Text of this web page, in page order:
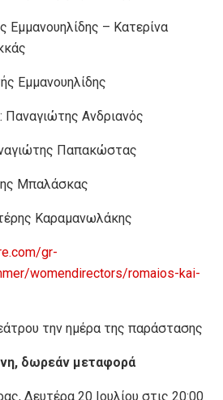
– Κατερίνα
Εμμανουηλίδης
Παναγιώτης Ανδριανός
Παπακώστας
Μπαλάσκας
Καραμανωλάκης
gr-
womendirectors/romaios-kai-
την ημέρα της παράστασης
δωρεάν μεταφορά
Δευτέρα 20 Ιουλίου στις 20:00